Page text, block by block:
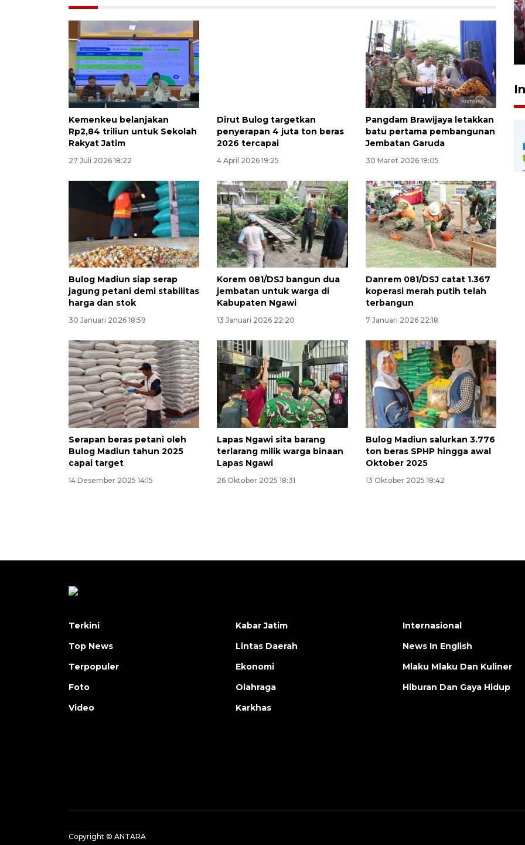
Kemenkeu belanjakan
Rp2,84 triliun untuk Sekolah
Rakyat Jatim
27 Juli 2026 18:22
Dirut Bulog targetkan
penyerapan 4 juta ton beras
2026 tercapai
4 April 2026 19:25
Pangdam Brawijaya letakkan
batu pertama pembangunan
Jembatan Garuda
30 Maret 2026 19:05
Bulog Madiun siap serap
jagung petani demi stabilitas
harga dan stok
30 Januari 2026 18:59
Korem 081/DSJ bangun dua
jembatan untuk warga di
Kabupaten Ngawi
13 Januari 2026 22:20
Danrem 081/DSJ catat 1.367
koperasi merah putih telah
terbangun
7 Januari 2026 22:18
Serapan beras petani oleh
Bulog Madiun tahun 2025
capai target
14 Desember 2025 14:15
Lapas Ngawi sita barang
terlarang milik warga binaan
Lapas Ngawi
26 Oktober 2025 18:31
Bulog Madiun salurkan 3.776
ton beras SPHP hingga awal
Oktober 2025
13 Oktober 2025 18:42
Desa Tangguh Bencana di
Jawa Timur
5 Agustus 2026 19:09
Memberantas kejahatan
jalanan Jakarta
2026-08-05 18:00:00
Terkini
Top News
Terpopuler
Foto
Video
Kabar Jatim
Lintas Daerah
Ekonomi
Olahraga
Karkhas
Internasional
News In English
Mlaku Mlaku Dan Kuliner
Hiburan Dan Gaya Hidup
Copyright © ANTARA